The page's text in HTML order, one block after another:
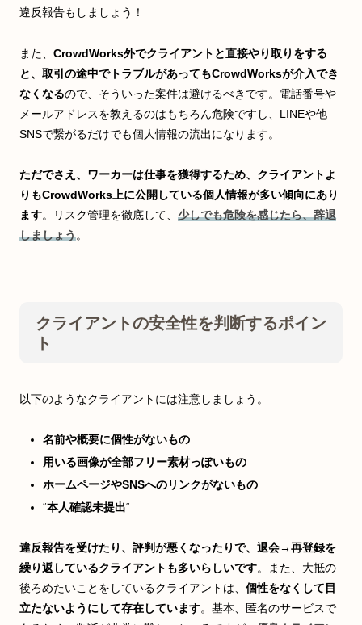
違反報告もしましょう！
また、 CrowdWorks外でクライアントと直接やり取りをする
と、取引の途中でトラブルがあってもCrowdWorksが介入でき
なくなるので、そういった案件は避けるべきです。電話番号や
メールアドレスを教えるのはもちろん危険ですし、LINEや他
SNSで繋がるだけでも個人情報の流出になります。
ただでさえ、ワーカーは仕事を獲得するため、クライアントよ
りもCrowdWorks上に公開している個人情報が多い傾向にあり
ます。リスク管理を徹底して、 少しでも危険を感じたら、辞退
しましょう。
クライアントの安全性を判断するポイン
ト
以下のようなクライアントには注意しましょう。
名前や概要に個性がないもの
用いる画像が全部フリー素材っぽいもの
ホームページやSNSへのリンクがないもの
“本人確認未提出“
違反報告を受けたり、評判が悪くなったりで、退会→再登録を
繰り返しているクライアントも多いらしいです。また、大抵の
後ろめたいことをしているクライアントは、 個性をなくして目
立たないようにして存在しています。基本、匿名のサービスで